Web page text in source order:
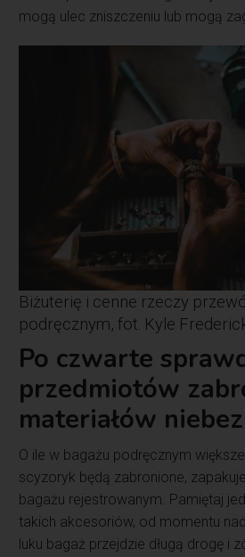
mogą ulec zniszczeniu lub mogą
Biżuterię i cenne rzeczy
podręcznym, fot. Kyle
Po czwarte
przedmiotów
materiałów
O ile w bagażu podręcznym
scyzoryk będą zabronione,
bagażu rejestrowanym. Pamiętaj
takich akcesoriów, od momentu
luku bagaż przejdzie długą drogę i